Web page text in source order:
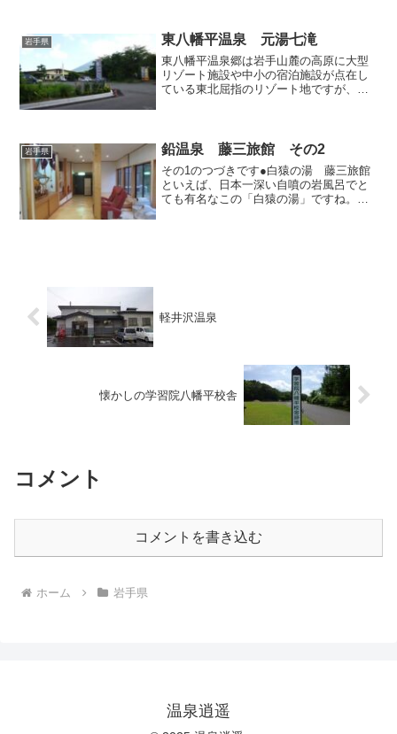
「新草の湯」の記事で、今年の温泉レポ
ートを締めくくります。（...
岩手県 東八幡平温泉 元湯七滝
東八幡平温泉郷は岩手山麓の高原に大型
リゾート施設や中小の宿泊施設が点在し
ている東北屈指のリゾート地ですが、そ
ルや小洒落たペンションが...
岩手県 鉛温泉 藤三旅館 その2
その1のつづきです●白猿の湯 藤三旅館
といえば、日本一深い自噴の岩風呂でと
ても有名なこの「白猿の湯」ですね。私
軽井沢温泉
懐かしの学習院八幡平校舎
コメント
コメントを書き込む
ホーム 岩手県
温泉逍遥